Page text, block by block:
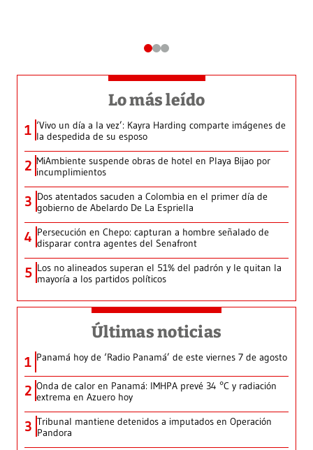
Lo más leído
1 ‘Vivo un día a la vez’: Kayra Harding comparte imágenes de
la despedida de su esposo
2 MiAmbiente suspende obras de hotel en Playa Bijao por
incumplimientos
3 Dos atentados sacuden a Colombia en el primer día de
gobierno de Abelardo De La Espriella
4 Persecución en Chepo: capturan a hombre señalado de
disparar contra agentes del Senafront
5 Los no alineados superan el 51% del padrón y le quitan la
mayoría a los partidos políticos
Últimas noticias
1 Panamá hoy de ‘Radio Panamá’ de este viernes 7 de agosto
2 Onda de calor en Panamá: IMHPA prevé 34 °C y radiación
extrema en Azuero hoy
3 Tribunal mantiene detenidos a imputados en Operación
Pandora